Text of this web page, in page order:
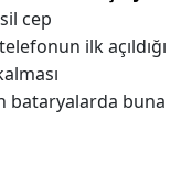
cep
ilk açıldığı
bataryalarda buna